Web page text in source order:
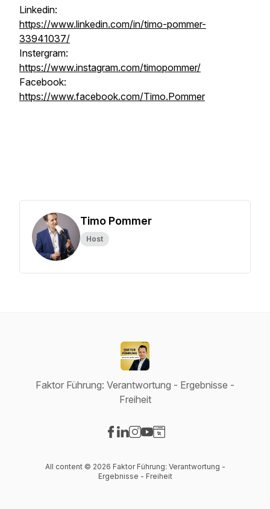
Linkedin:
https://www.linkedin.com/in/timo-pommer-
33941037/
Instergram:
https://www.instagram.com/timopommer/
Facebook:
https://www.facebook.com/Timo.Pommer
Timo Pommer
Host
Faktor Führung: Verantwortung - Ergebnisse -
Freiheit
All content © 2026 Faktor Führung: Verantwortung -
Ergebnisse - Freiheit